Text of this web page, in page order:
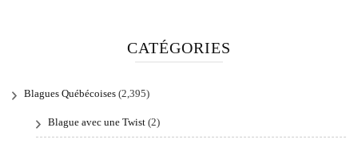
CATÉGORIES
Blagues Québécoises (2,395)
Blague avec une Twist (2)